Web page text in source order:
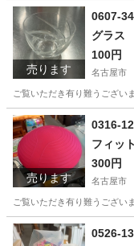
愛知 名古屋市
売ります
0607-
グラス
100円
名古屋市
ご覧いただき有り難うござ
愛知 名古屋市
売ります
0316-
フィッ
300円
名古屋市
ご覧いただき有り難うござ
愛知 名古屋市 0526-